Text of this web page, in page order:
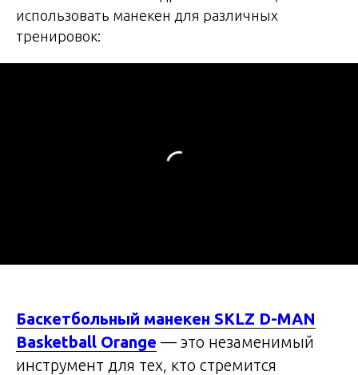
использовать манекен для различных
тренировок:
Баскетбольный манекен SKLZ D-MAN
Basketball Orange — это незаменимый
инструмент для тех, кто стремится